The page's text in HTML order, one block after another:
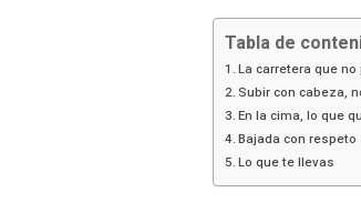
Tabla de
La carretera que no
Subir con cabeza,
En la cima, lo que
Bajada con respeto
Lo que te llevas